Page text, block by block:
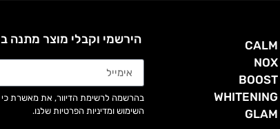
הירשמי וקבלי מוצר מתנה
בהרשמה לרשימת הדיוור, את מאשרת
השימוש ומדיניות הפרטיות שלנו.